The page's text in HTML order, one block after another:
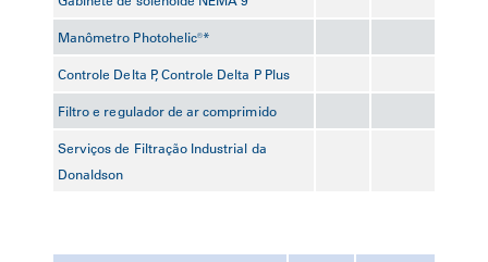
Manômetro Photohelic®*
Controle Delta P, Controle Delta P Plus
Filtro e regulador de ar comprimido
Serviços de Filtração Industrial da
Donaldson